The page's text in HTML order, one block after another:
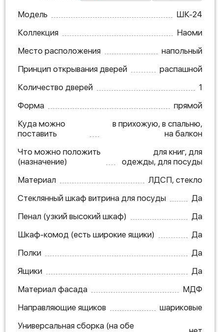
Модель
ШК-24
Коллекция
Наоми
Место расположения
напольный
Принцип открывания дверей
распашной
Количество дверей
1
Форма
прямой
Куда можно
поставить
в прихожую, в спальню,
на балкон
Что можно положить
(назначение)
для книг, для
одежды, для посуды
Материал
ЛДСП, стекло
Стеклянный шкаф витрина для посуды
Да
Пенал (узкий высокий шкаф)
Да
Шкаф-комод (есть широкие ящики)
Да
Полки
Да
Ящики
Да
Материал фасада
МДФ
Направляющие ящиков
шариковые
Универсальная сборка (на обе